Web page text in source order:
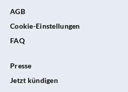
AGB
Cookie-Einstellungen
FAQ
Presse
Jetzt kündigen